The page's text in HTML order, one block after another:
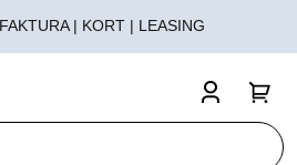
FAKTURA | KORT | LEASING